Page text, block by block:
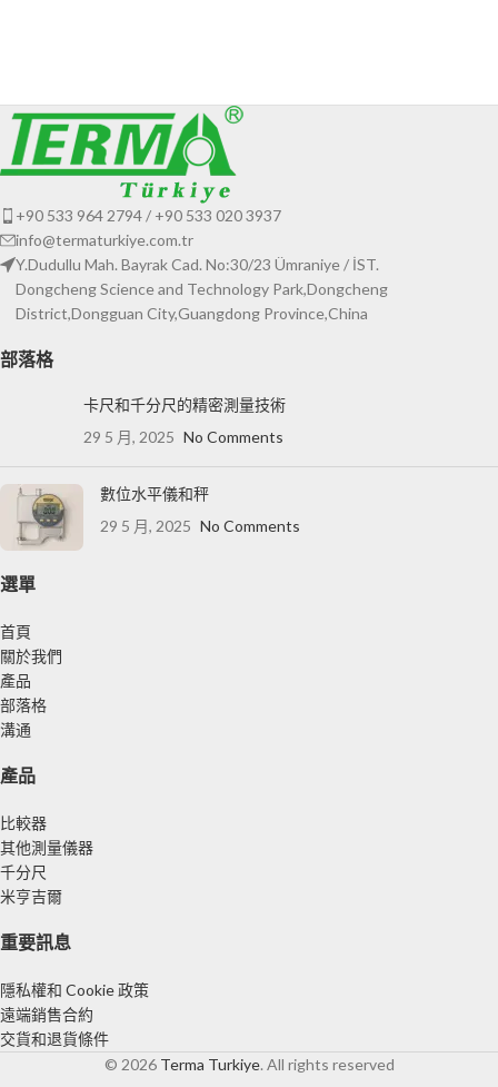
+90 533 964 2794 / +90 533 020 3937
info@termaturkiye.com.tr
Y.Dudullu Mah. Bayrak Cad. No:30/23 Ümraniye / İST.
Dongcheng Science and Technology Park,Dongcheng
District,Dongguan City,Guangdong Province,China
部落格
卡尺和千分尺的精密測量技術
29 5 月, 2025 No Comments
數位水平儀和秤
29 5 月, 2025 No Comments
選單
首頁
關於我們
產品
部落格
溝通
產品
比較器
其他測量儀器
千分尺
米亨吉爾
重要訊息
隱私權和 Cookie 政策
遠端銷售合約
交貨和退貨條件
© 2026 Terma Turkiye. All rights reserved